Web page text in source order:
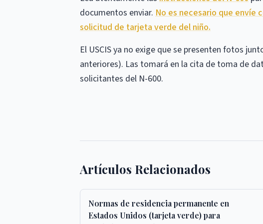
documentos enviar. No es necesario que envíe
solicitud de tarjeta verde del niño.
El USCIS ya no exige que se presenten fotos
anteriores). Las tomará en la cita de toma de
solicitantes del N-600.
Artículos Relacionados
Normas de residencia permanente en
Estados Unidos (tarjeta verde) para